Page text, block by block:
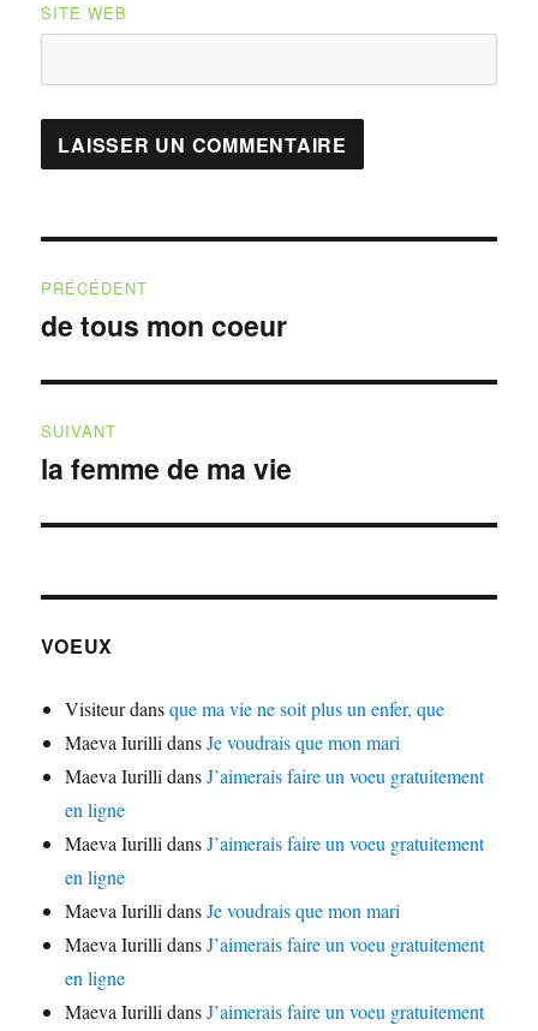
SITE WEB
de
PRÉCÉDENT
Publication
de tous mon coeur
SUIVANT
Publication
la femme de ma vie
VOEUX
Visiteurdansque ma vie ne soit plus un enfer, que
Maeva Iurilli dansJe voudrais que mon mari
Maeva Iurilli dansJ’aimerais faire un voeu gratuitement
en ligne
Maeva Iurilli dansJ’aimerais faire un voeu gratuitement
en ligne
Maeva Iurilli dansJe voudrais que mon mari
Maeva Iurilli dansJ’aimerais faire un voeu gratuitement
en ligne
Maeva Iurilli dansJ’aimerais faire un voeu gratuitement